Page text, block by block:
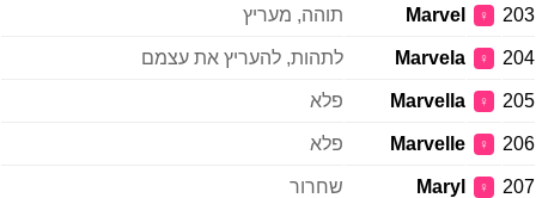
203
♀
Marvel תוהה, מעריץ
204
♀
Marvela לתהות, להעריץ את עצמם
205
♀
Marvella פלא
206
♀
Marvelle פלא
207
♀
Maryl שחרור